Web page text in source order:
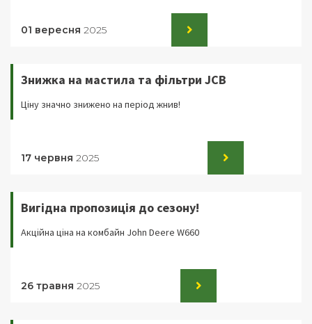
01 вересня 2025
Знижка на мастила та фільтри JCB
Ціну значно знижено на період жнив!
17 червня 2025
Вигідна пропозиція до сезону!
Акційна ціна на комбайн John Deere W660
26 травня 2025